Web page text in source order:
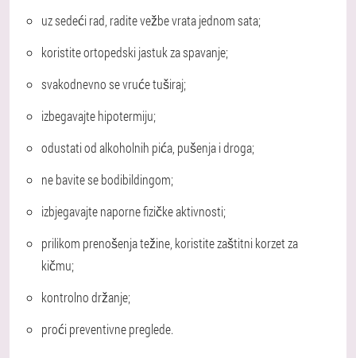
uz sedeći rad, radite vežbe vrata jednom sata;
koristite ortopedski jastuk za spavanje;
svakodnevno se vruće tuširaj;
izbegavajte hipotermiju;
odustati od alkoholnih pića, pušenja i droga;
ne bavite se bodibildingom;
izbjegavajte naporne fizičke aktivnosti;
prilikom prenošenja težine, koristite zaštitni korzet za
kičmu;
kontrolno držanje;
proći preventivne preglede.